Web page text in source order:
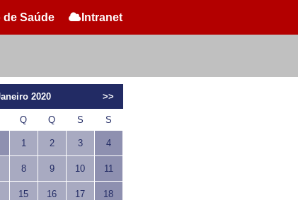
Saúde Intranet
2020 >>
Q Q S S
1 2 3 4
8 9 10 11
15 16 17 18